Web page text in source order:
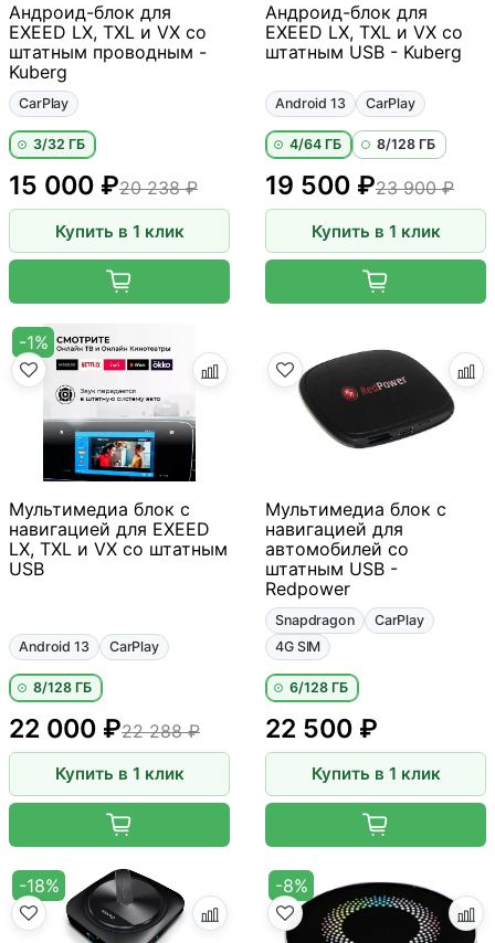
Андроид-блок для
EXEED LX, TXL и VX со
штатным проводным -
Kuberg
CarPlay
3/32 ГБ
20 238 ₽
15 000 ₽
Купить в 1 клик
Андроид-блок для
EXEED LX, TXL и VX со
штатным USB - Kuberg
Android 13 CarPlay
4/64 ГБ 8/128 ГБ
19 500 ₽23 900 ₽
Купить в 1 клик
-1%
Мультимедиа блок с
навигацией для EXEED
LX, TXL и VX со штатным
USB
Android 13 CarPlay
8/128 ГБ
22 288 ₽
22 000 ₽
Купить в 1 клик
Мультимедиа блок с
навигацией для
автомобилей со
штатным USB -
Redpower
Snapdragon
CarPlay
4G SIM
6/128 ГБ
22 500 ₽
Купить в 1 клик
-18% -8%